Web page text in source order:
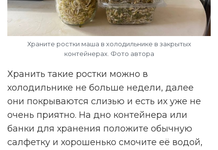
Храните ростки маша в холодильнике в закрытых
контейнерах. Фото автора
Хранить такие ростки можно в
холодильнике не больше недели, далее
они покрываются слизью и есть их уже не
очень приятно. На дно контейнера или
банки для хранения положите обычную
салфетку и хорошенько смочите её водой,